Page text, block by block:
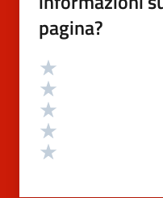
pagina?
Valutazione